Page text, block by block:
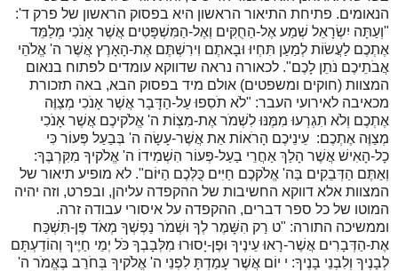
הנאומים. פתיחת התיאור הראשון היא בפסוק הראשון של פרק ד':
"וְעַתָּה יִשְׂרָאֵל שְׁמַע אֶל-הַחֻקִּים וְאֶל-הַמִּשְׁפָּטִים אֲשֶׁר אָנֹכִי מְלַמֵּד
אֶתְכֶם לַעֲשׂוֹת לְמַעַן תִּחְיוּ וּבָאתֶם וִירִשְׁתֶּם אֶת-הָאָרֶץ אֲשֶׁר ה' אֱלֹהֵי
אֲבֹתֵיכֶם נֹתֵן לָכֶם". לכאורה נראה שדווקא עומדים לפתוח בנאום
המצוות (חוקים ומשפטים) אולם מיד בפסוק הבא, באה תזכורת
מכאיבה לאירועי העבר: "לֹא תֹסִפוּ עַל-הַדָּבָר אֲשֶׁר אָנֹכִי מְצַוֶּה
אֶתְכֶם וְלֹא תִגְרְעוּ מִמֶּנּוּ לִשְׁמֹר אֶת-מִצְוֹת ה' אֱלֹקיכֶם אֲשֶׁר אָנֹכִי
מְצַוֶּה אֶתְכֶם: עֵינֵיכֶם הָרֹאוֹת אֵת אֲשֶׁר-עָשָׂה ה' בְּבַעַל פְּעוֹר כִּי
כָל-הָאִישׁ אֲשֶׁר הָלַךְ אַחֲרֵי בַעַל-פְּעוֹר הִשְׁמִידוֹ ה' אֱלֹקיךָ מִקִּרְבֶּךָ:
וְאַתֶּם הַדְּבֵקִים בַּה' אֱלֹקכֶם חַיִּים כֻּלְּכֶם הַיּוֹם". לא מופיע תיאור של
המצוות אלא דווקא החשיבות של ההקפדה עליהן, ובפרט, וזה יהיה
המוטו של כל ספר דברים, ההקפדה על איסורי עבודה זרה.
וממשיכה התורה: "ט רַק הִשָּׁמֶר לְךָ וּשְׁמֹר נַפְשְׁךָ מְאֹד פֶּן-תִּשְׁכַּח
אֶת-הַדְּבָרִים אֲשֶׁר-רָאוּ עֵינֶיךָ וּפֶן-יָסוּרוּ מִלְּבָבְךָ כֹּל יְמֵי חַיֶּיךָ וְהוֹדַעְתָּם
לְבָנֶיךָ וְלִבְנֵי בָנֶיךָ: י יוֹם אֲשֶׁר עָמַדְתָּ לִפְנֵי ה' אֱלֹקיךָ בְּחֹרֵב בֶּאֱמֹר ה'